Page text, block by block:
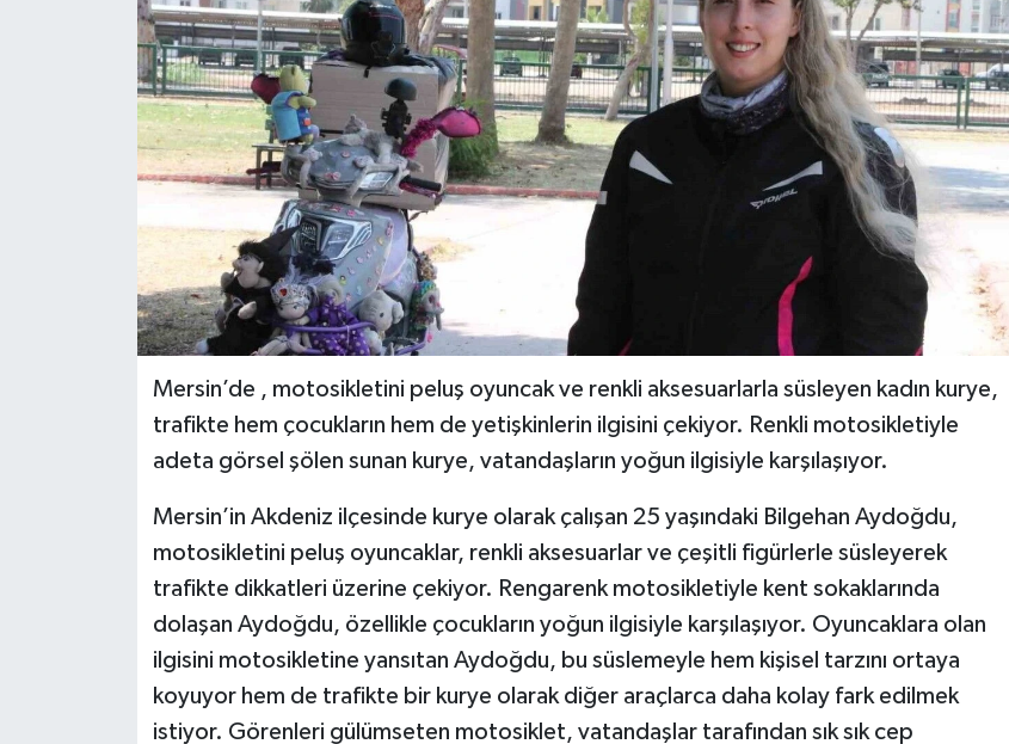
Mersin’de , motosikletini peluş oyuncak ve renkli aksesuarlarla süsleyen kadın kurye,
trafikte hem çocukların hem de yetişkinlerin ilgisini çekiyor. Renkli motosikletiyle
adeta görsel şölen sunan kurye, vatandaşların yoğun ilgisiyle karşılaşıyor.
Mersin’in Akdeniz ilçesinde kurye olarak çalışan 25 yaşındaki Bilgehan Aydoğdu,
motosikletini peluş oyuncaklar, renkli aksesuarlar ve çeşitli figürlerle süsleyerek
trafikte dikkatleri üzerine çekiyor. Rengarenk motosikletiyle kent sokaklarında
dolaşan Aydoğdu, özellikle çocukların yoğun ilgisiyle karşılaşıyor. Oyuncaklara olan
ilgisini motosikletine yansıtan Aydoğdu, bu süslemeyle hem kişisel tarzını ortaya
koyuyor hem de trafikte bir kurye olarak diğer araçlarca daha kolay fark edilmek
istiyor. Görenleri gülümseten motosiklet, vatandaşlar tarafından sık sık cep